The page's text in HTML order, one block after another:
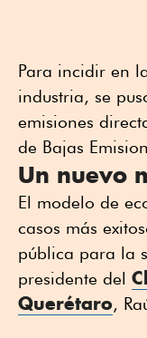
Para incidir en
industria, se
emisiones
de Bajas
Un nuevo
El modelo de
casos más
pública para la
presidente del
Querétaro,